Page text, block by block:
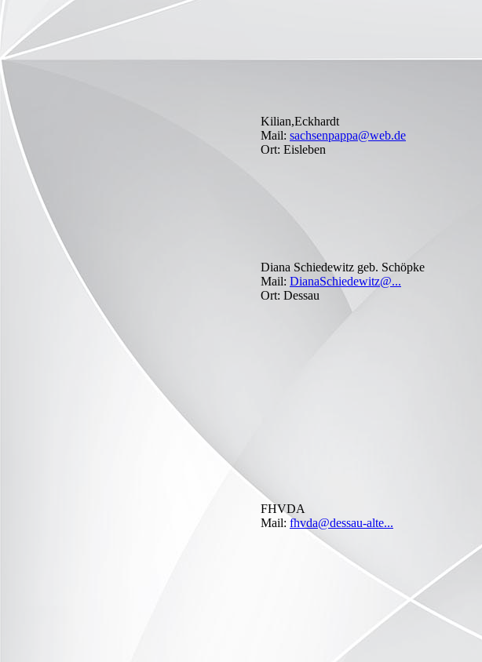
Kilian,Eckhardt
Mail: sachsenpappa@web.de
Ort: Eisleben
Diana Schiedewitz geb. Schöpke
Mail: DianaSchiedewitz@...
Ort: Dessau
FHVDA
Mail: fhvda@dessau-alte...